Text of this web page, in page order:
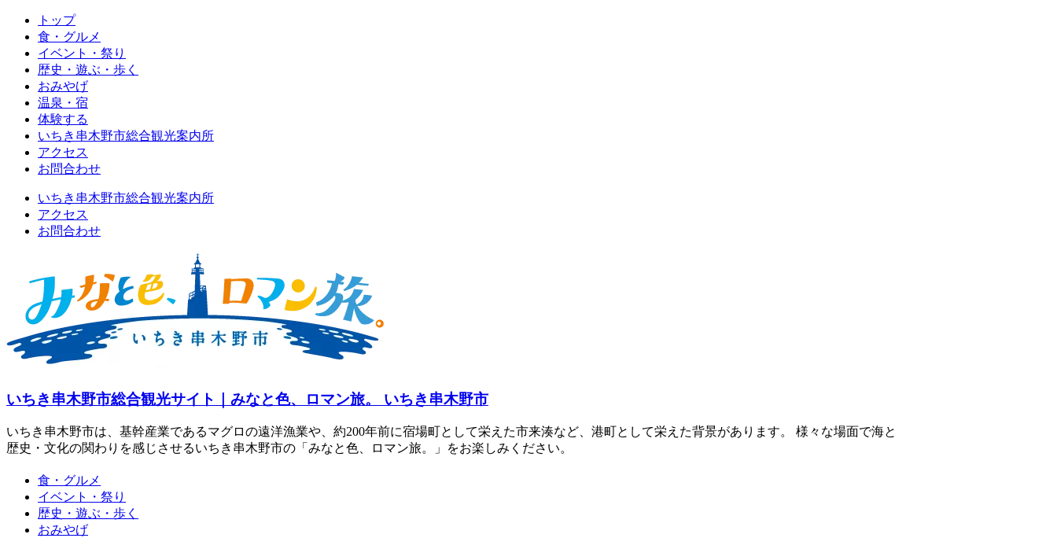
トップ
食・グルメ
イベント・祭り
歴史・遊ぶ・歩く
おみやげ
温泉・宿
体験する
いちき串木野市総合観光案内所
アクセス
お問合わせ
いちき串木野市総合観光案内所
アクセス
お問合わせ
いちき串木野市総合観光サイト｜みなと色、ロマン旅。 いちき串木野市
いちき串木野市は、基幹産業であるマグロの遠洋漁業や、約200年前に宿場町として栄えた市来湊など、港町として栄えた背景があります。 様々な場面で海と
歴史・文化の関わりを感じさせるいちき串木野市の「みなと色、ロマン旅。」をお楽しみください。
食・グルメ
イベント・祭り
歴史・遊ぶ・歩く
おみやげ